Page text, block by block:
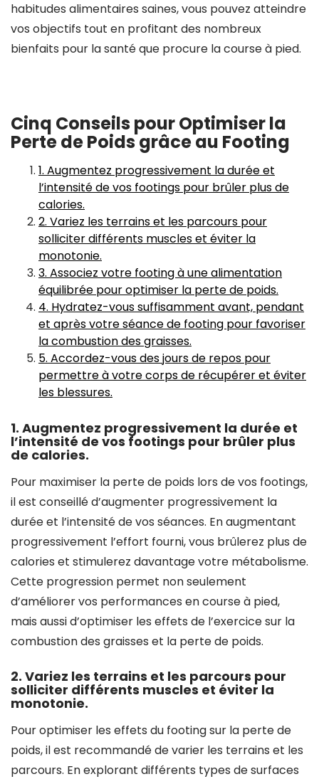
habitudes alimentaires saines, vous pouvez atteindre
vos objectifs tout en profitant des nombreux
bienfaits pour la santé que procure la course à pied.
Cinq Conseils pour Optimiser la
Perte de Poids grâce au Footing
1. Augmentez progressivement la durée et
l’intensité de vos footings pour brûler plus de
calories.
2. Variez les terrains et les parcours pour
solliciter différents muscles et éviter la
monotonie.
3. Associez votre footing à une alimentation
équilibrée pour optimiser la perte de poids.
4. Hydratez-vous suffisamment avant, pendant
et après votre séance de footing pour favoriser
la combustion des graisses.
5. Accordez-vous des jours de repos pour
permettre à votre corps de récupérer et éviter
les blessures.
1. Augmentez progressivement la durée et
l’intensité de vos footings pour brûler plus
de calories.
Pour maximiser la perte de poids lors de vos footings,
il est conseillé d’augmenter progressivement la
durée et l’intensité de vos séances. En augmentant
progressivement l’effort fourni, vous brûlerez plus de
calories et stimulerez davantage votre métabolisme.
Cette progression permet non seulement
d’améliorer vos performances en course à pied,
mais aussi d’optimiser les effets de l’exercice sur la
combustion des graisses et la perte de poids.
2. Variez les terrains et les parcours pour
solliciter différents muscles et éviter la
monotonie.
Pour optimiser les effets du footing sur la perte de
poids, il est recommandé de varier les terrains et les
parcours. En explorant différents types de surfaces